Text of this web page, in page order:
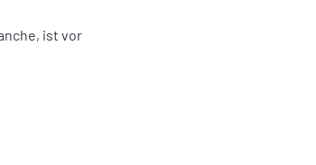
ist vor